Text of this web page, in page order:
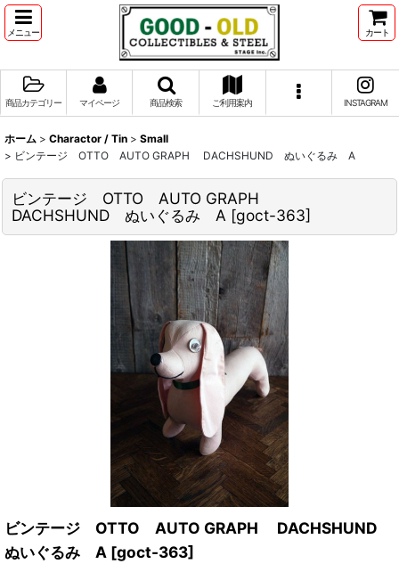
メニュー カート
商品カテゴリー マイページ 商品検索 ご利用案内 INSTAGRAM
ホーム > Charactor / Tin > Small
> ビンテージ OTTO AUTO GRAPH DACHSHUND ぬいぐるみ A
ビンテージ OTTO AUTO GRAPH
DACHSHUND ぬいぐるみ A [goct-363]
ビンテージ OTTO AUTO GRAPH DACHSHUND
ぬいぐるみ A [goct-363]